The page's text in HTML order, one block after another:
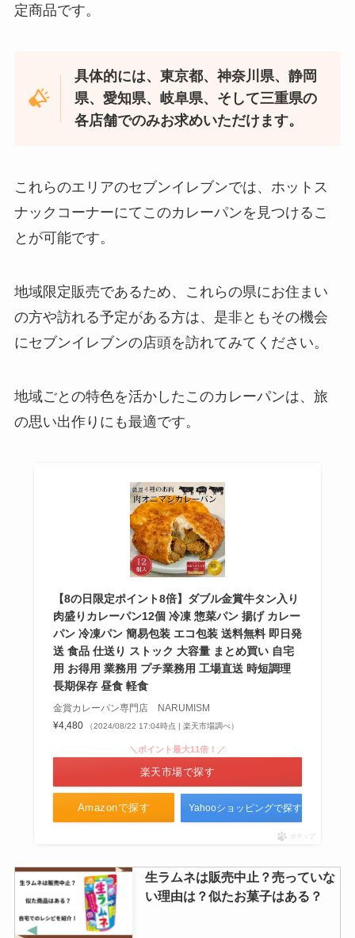
定商品です。
具体的には、東京都、神奈川県、静岡
県、愛知県、岐阜県、そして三重県の
各店舗でのみお求めいただけます。
これらのエリアのセブンイレブンでは、ホットス
ナックコーナーにてこのカレーパンを見つけるこ
とが可能です。
地域限定販売であるため、これらの県にお住まい
の方や訪れる予定がある方は、是非ともその機会
にセブンイレブンの店頭を訪れてみてください。
地域ごとの特色を活かしたこのカレーパンは、旅
の思い出作りにも最適です。
【8の日限定ポイント8倍】ダブル金賞牛タン入り
肉盛りカレーパン12個 冷凍 惣菜パン 揚げ カレー
パン 冷凍パン 簡易包装 エコ包装 送料無料 即日発
送 食品 仕送り ストック 大容量 まとめ買い 自宅
用 お得用 業務用 プチ業務用 工場直送 時短調理
長期保存 昼食 軽食
金賞カレーパン専門店 NARUMISM
¥4,480
（2024/08/22 17:04時点 | 楽天市場調べ）
Amazonで探す
＼ポイント最大11倍！／
楽天市場で探す
Yahooショッピングで探す
ポチップ
生ラムネは販売中止？売っていな
い理由は？似たお菓子はある？